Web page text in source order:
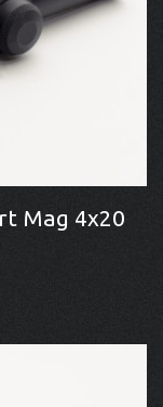
Mag 4x20